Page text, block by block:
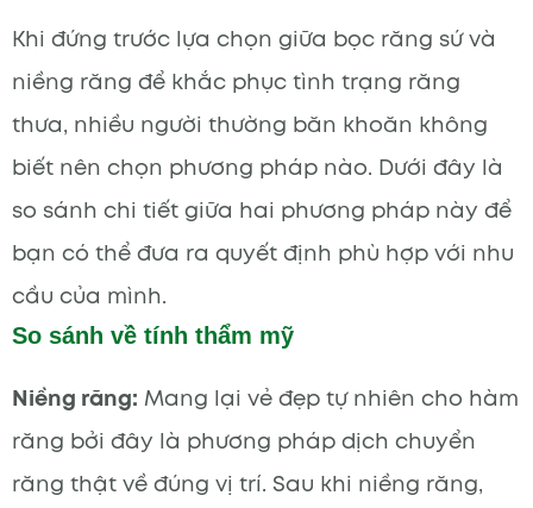
Khi đứng trước lựa chọn giữa bọc răng sứ và
niềng răng để khắc phục tình trạng răng
thưa, nhiều người thường băn khoăn không
biết nên chọn phương pháp nào. Dưới đây là
so sánh chi tiết giữa hai phương pháp này để
bạn có thể đưa ra quyết định phù hợp với nhu
cầu của mình.
So sánh về tính thẩm mỹ
Niềng răng: Mang lại vẻ đẹp tự nhiên cho hàm
răng bởi đây là phương pháp dịch chuyển
răng thật về đúng vị trí. Sau khi niềng răng,